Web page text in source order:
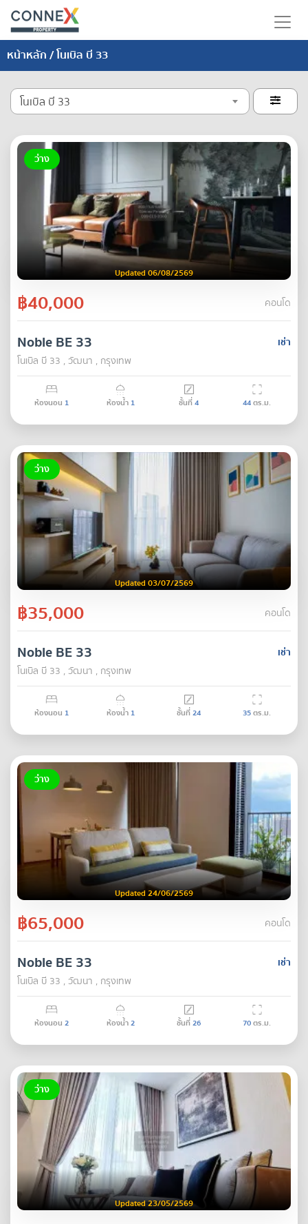
หน้าหลัก/ โนเบิล บี 33
โนเบิล บี 33 
ว่าง
Updated 06/08/2569
฿40,000 คอนโด
เช่า
Noble BE 33
โนเบิล บี 33 , วัฒนา , กรุงเทพ
ห้องนอน 1 ห้องน้ำ 1 ชั้นที่4 44ตร.ม.
ว่าง
Updated 03/07/2569
฿35,000 คอนโด
เช่า
Noble BE 33
โนเบิล บี 33 , วัฒนา , กรุงเทพ
ห้องนอน 1 ห้องน้ำ 1 ชั้นที่24 35ตร.ม.
ว่าง
Updated 24/06/2569
฿65,000 คอนโด
เช่า
Noble BE 33
โนเบิล บี 33 , วัฒนา , กรุงเทพ
ห้องนอน 2 ห้องน้ำ2 ชั้นที่26 70ตร.ม.
ว่าง
Updated 23/05/2569